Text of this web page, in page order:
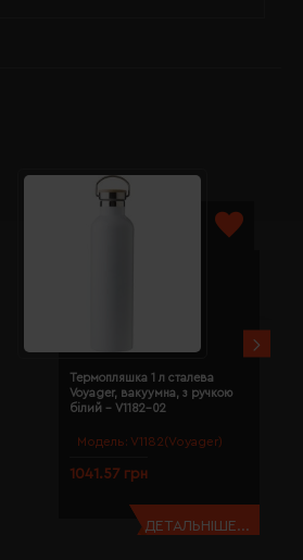
Модель: V1182(Voyager)
Термопляшка 1 л сталева
Voyager, вакуумна, з ручкою
білий - V1182-02
1041.57 грн
ДЕТАЛЬНІШЕ...